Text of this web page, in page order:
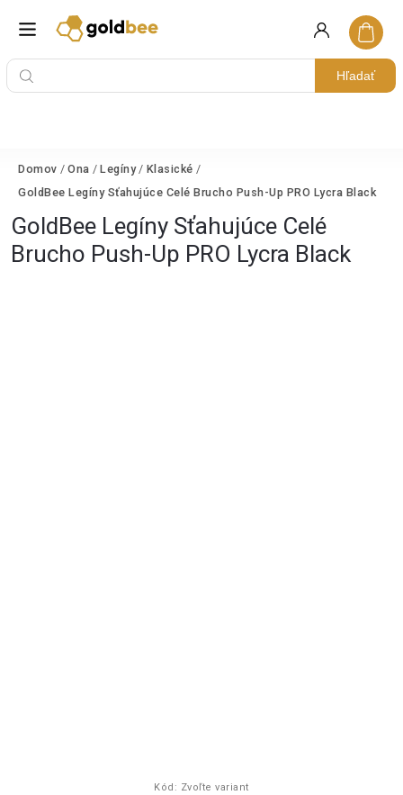
Hľadať
Domov / Ona / Legíny / Klasické /
GoldBee Legíny Sťahujúce Celé Brucho Push-Up PRO Lycra Black
GoldBee Legíny Sťahujúce Celé
Brucho Push-Up PRO Lycra Black
Kód: Zvoľte variant